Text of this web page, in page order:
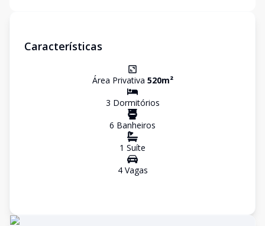
Características
Área Privativa 520m²
3 Dormitórios
6 Banheiros
1 Suíte
4Vagas